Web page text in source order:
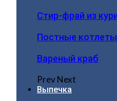
Стир-фрай из
Постные
Вареный краб
PrevNext
Выпечка